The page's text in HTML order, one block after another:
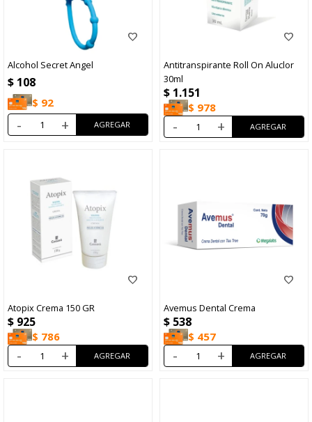
Alcohol Secret Angel
$ 108
$ 92
- +
Antitranspirante Roll On Aluclor
30ml
$ 1.151
$ 978
- +
Atopix Crema 150 GR
$ 925
$ 786
- +
Avemus Dental Crema
$ 538
$ 457
- +